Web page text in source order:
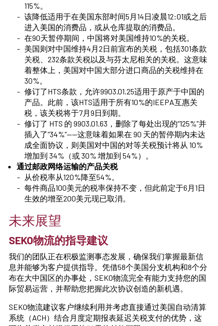
115%。
该降低适用于在美国东部时间5月14日凌晨12:01或之后
进入美国的消费品，或从仓库提取的消费品。
在90天暂停期间，中国将对美国维持10%的关税。
美国则对中国维持4月2日前宣布的关税，包括301条款
关税、232条款关税以及与芬太尼相关的关税。这意味
着整体上，美国对中国大部分进口商品的关税维持在
30%。
修订了HTS条款，允许9903.01.25适用于原产于中国的
产品。此前，该HTS适用于所有10%的IEEPA互惠关
税，该关税将于7月9日到期。
修订了 HTS 的 9903.01.63，删除了每处出现的“125%”并
插入了“34%”——这意味着如果在 90 天的暂停期内未达
成全面协议，则美国对中国的对等关税预计将从 10%
增加到 34%（或 30% 增加到 54%）。
通过邮政网络运输的产品关税
从价税率从120%降至54%。
每件商品100美元的税率保持不变，但此前定于6月1日
生效的增至200美元现已取消。
未来展望
SEKO物流的指导建议
我们的团队正在积极监测事态发展，确保我们掌握最新信
息并能够为客户提供指导。凭借58个美国分支机构和8个分
布在大中国区的办事处，SEKO物流完全有能力支持您的国
际贸易运营，并帮助您把握此次协议创造的新机遇。
SEKO物流建议客户继续利用并考虑直接通过美国自动清算
系统（ACH）结合月度定期报表延迟关税支付的优势，这